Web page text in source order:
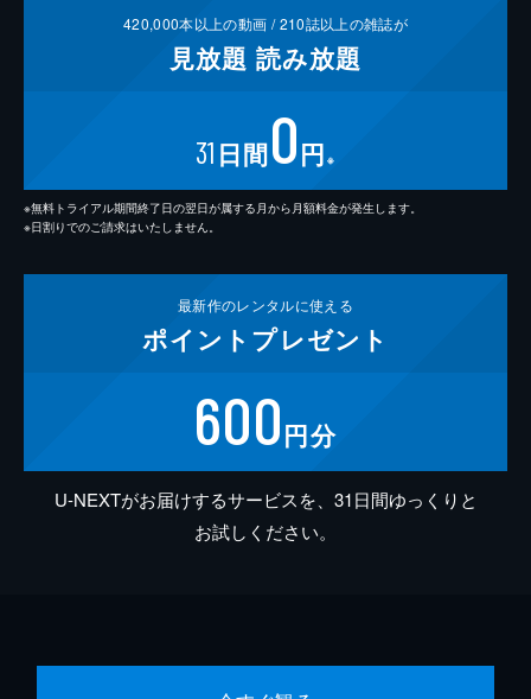
420,000本以上の動画 /210誌以上の雑誌が
見放題 読み放題
31 日間0円 ※
※無料トライアル期間終了日の翌日が属する月から月額料金が発生します。
※日割りでのご請求はいたしません。
最新作のレンタルに使える
ポイント プレゼント
600円分
U-NEXTがお届けするサービスを、31日間ゆっくりと
お試しください。